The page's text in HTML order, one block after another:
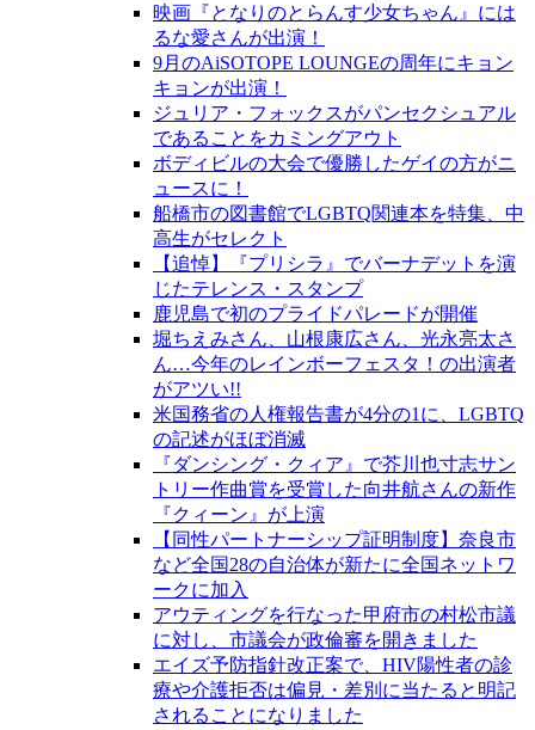
映画『となりのとらんす少女ちゃん』には
るな愛さんが出演！
9月のAiSOTOPE LOUNGEの周年にキョン
キョンが出演！
ジュリア・フォックスがパンセクシュアル
であることをカミングアウト
ボディビルの大会で優勝したゲイの方がニ
ュースに！
船橋市の図書館でLGBTQ関連本を特集、中
高生がセレクト
【追悼】『プリシラ』でバーナデットを演
じたテレンス・スタンプ
鹿児島で初のプライドパレードが開催
堀ちえみさん、山根康広さん、光永亮太さ
ん…今年のレインボーフェスタ！の出演者
がアツい!!
米国務省の人権報告書が4分の1に、LGBTQ
の記述がほぼ消滅
『ダンシング・クィア』で芥川也寸志サン
トリー作曲賞を受賞した向井航さんの新作
『クィーン』が上演
【同性パートナーシップ証明制度】奈良市
など全国28の自治体が新たに全国ネットワ
ークに加入
アウティングを行なった甲府市の村松市議
に対し、市議会が政倫審を開きました
エイズ予防指針改正案で、HIV陽性者の診
療や介護拒否は偏見・差別に当たると明記
されることになりました